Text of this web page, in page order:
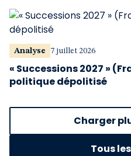
Analyse 7 juillet 2026
« Successions 2027 »
politique dépolitisé
Charger
Tous